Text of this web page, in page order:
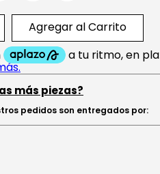
Agregar al Carrito
más piezas?
pedidos son entregados por: